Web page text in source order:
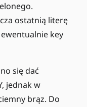
ostatnią literę
key
się dać
jednak w
brąz. Do